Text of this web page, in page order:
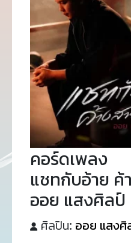
คอร์ดเพลง
แชทกับอ้าย ค้
ออย แสงศิลป์
ศิลปิน: ออย แสงศิ